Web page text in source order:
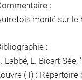
:
monté sur le
:
Labbé, L. Bicart-
(II) : Répertoire